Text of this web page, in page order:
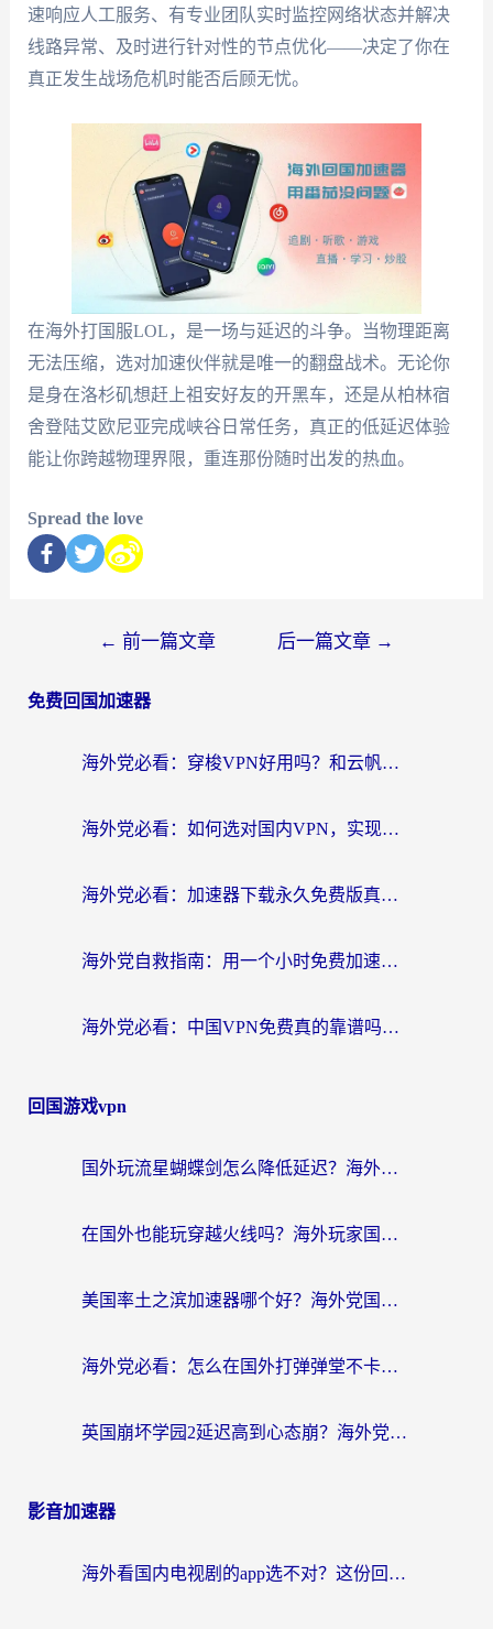
速响应人工服务、有专业团队实时监控网络状态并解决
线路异常、及时进行针对性的节点优化——决定了你在
真正发生战场危机时能否后顾无忧。
在海外打国服LOL，是一场与延迟的斗争。当物理距离
无法压缩，选对加速伙伴就是唯一的翻盘战术。无论你
是身在洛杉矶想赶上祖安好友的开黑车，还是从柏林宿
舍登陆艾欧尼亚完成峡谷日常任务，真正的低延迟体验
能让你跨越物理界限，重连那份随时出发的热血。
Spread the love
← 前一篇文章 后一篇文章 →
免费回国加速器
海外党必看：穿梭VPN好用吗？和云帆VPN对比哪个回国效果更好？附真实测评+避坑指南
海外党必看：如何选对国内VPN，实现无缝访问国内资源？
海外党必看：加速器下载永久免费版真的存在吗？教你无缝访问国内资源的正确姿势
海外党自救指南：用一个小时免费加速器，轻松打破国内资源访问壁垒？
海外党必看：中国VPN免费真的靠谱吗？手把手教你选对回国加速器
回国游戏vpn
国外玩流星蝴蝶剑怎么降低延迟？海外党必看的加速秘籍（含欧洲鸣潮&彩虹岛优化攻略）
在国外也能玩穿越火线吗？海外玩家国服游戏畅玩终极指南
美国率土之滨加速器哪个好？海外党国服游戏畅玩终极指南（附多游戏解决方案）
海外党必看：怎么在国外打弹弹堂不卡？番茄加速器亲测指南
英国崩坏学园2延迟高到心态崩？海外党国服游戏加速终极指南
影音加速器
海外看国内电视剧的app选不对？这份回国加速器避坑指南帮你流畅追剧